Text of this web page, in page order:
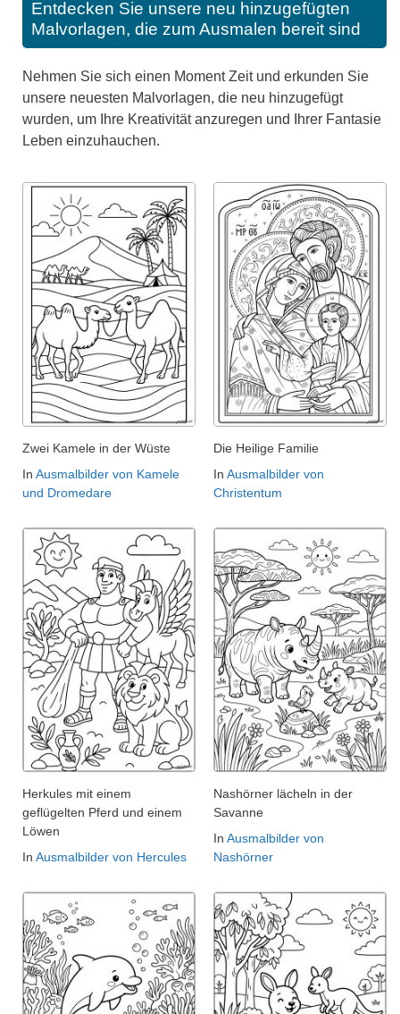
Entdecken Sie unsere neu hinzugefügten
Malvorlagen, die zum Ausmalen bereit sind
Nehmen Sie sich einen Moment Zeit und erkunden Sie
unsere neuesten Malvorlagen, die neu hinzugefügt
wurden, um Ihre Kreativität anzuregen und Ihrer Fantasie
Leben einzuhauchen.
Zwei Kamele in der Wüste
In Ausmalbilder von Kamele
und Dromedare
Die Heilige Familie
In Ausmalbilder von
Christentum
Herkules mit einem
geflügelten Pferd und einem
Löwen
In Ausmalbilder von Hercules
Nashörner lächeln in der
Savanne
In Ausmalbilder von
Nashörner